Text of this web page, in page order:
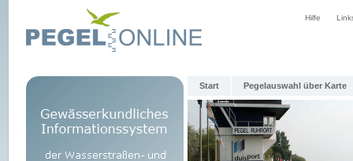
Hilfe
Start Pegelauswahl über Karte